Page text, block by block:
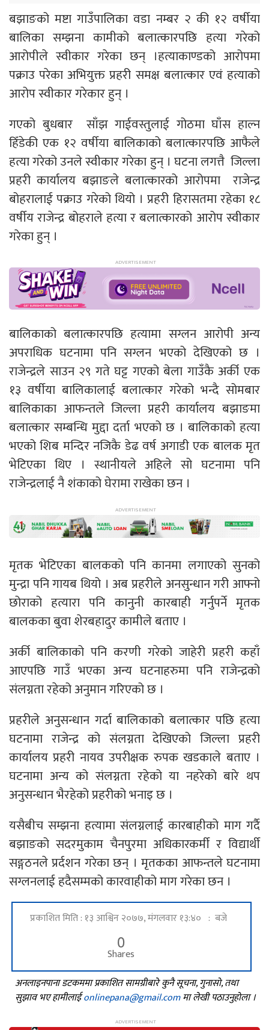
बझाङको मष्टा गाउँपालिका वडा नम्बर २ की १२ वर्षीया
बालिका सम्झना कामीको बलात्कारपछि हत्या गरेको
आरोपीले स्वीकार गरेका छन् ।हत्याकाण्डको आरोपमा
पक्राउ परेका अभियुक्त प्रहरी समक्ष बलात्कार एवं हत्याको
आरोप स्वीकार गरेकार हुन् ।
गएको बुधबार साँझ गाईवस्तुलाई गोठमा घाँस हाल्न
हिँडेकी एक १२ वर्षीया बालिकाको बलात्कारपछि आफैले
हत्या गरेको उनले स्वीकार गरेका हुन् । घटना लगत्तै जिल्ला
प्रहरी कार्यालय बझाङले बलात्कारको आरोपमा राजेन्द्र
बोहरालाई पक्राउ गरेको थियो । प्रहरी हिरासतमा रहेका १८
वर्षीय राजेन्द्र बोहराले हत्या र बलात्कारको आरोप स्वीकार
गरेका हुन् ।
बालिकाको बलात्कारपछि हत्यामा सग्लन आरोपी अन्य
अपराधिक घटनामा पनि सग्लन भएको देखिएको छ ।
राजेन्द्रले साउन २९ गते घट्ट गएको बेला गाउँकै अर्की एक
१३ वर्षीया बालिकालाई बलात्कार गरेको भन्दै सोमबार
बालिकाका आफन्तले जिल्ला प्रहरी कार्यालय बझाङमा
बलात्कार सम्बन्धि मुद्दा दर्ता भएको छ । बालिकाको हत्या
भएको शिब मन्दिर नजिकै डेढ वर्ष अगाडी एक बालक मृत
भेटिएका थिए । स्थानीयले अहिले सो घटनामा पनि
राजेन्द्रलाई नै शंकाको घेरामा राखेका छन ।
मृतक भेटिएका बालकको पनि कानमा लगाएको सुनको
मुन्द्रा पनि गायब थियो । अब प्रहरीले अनसुन्धान गरी आफ्नो
छोराको हत्यारा पनि कानुनी कारबाही गर्नुपर्ने मृतक
बालकका बुवा शेरबहादुर कामीले बताए ।
अर्की बालिकाको पनि करणी गरेको जाहेरी प्रहरी कहाँ
आएपछि गाउँ भएका अन्य घटनाहरुमा पनि राजेन्द्रको
संलग्नता रहेको अनुमान गरिएको छ ।
प्रहरीले अनुसन्धान गर्दा बालिकाको बलात्कार पछि हत्या
घटनामा राजेन्द्र को संलग्नता देखिएको जिल्ला प्रहरी
कार्यालय प्रहरी नायव उपरीक्षक रुपक खडकाले बताए ।
घटनामा अन्य को संलग्नता रहेको या नहरेको बारे थप
अनुसन्धान भैरहेको प्रहरीको भनाइ छ ।
यसैबीच सम्झना हत्यामा संलग्नलाई कारबाहीको माग गर्दै
बझाङको सदरमुकाम चैनपुरमा अधिकारकर्मी र विद्यार्थी
सङ्गठनले प्रर्दशन गरेका छन् । मृतकका आफन्तले घटनामा
सग्लनलाई हदैसम्मको कारवाहीको माग गरेका छन ।
प्रकाशित मिति : १३ आश्विन २०७७, मंगलवार १३:४० : बजे
0
Shares
अनलाइनपाना डटकममा प्रकाशित सामग्रीबारे कुनै सूचना, गुनासो, तथा
सुझाव भए हामीलाईonlinepana@gmail.comमा लेखी पठाउनुहोला ।